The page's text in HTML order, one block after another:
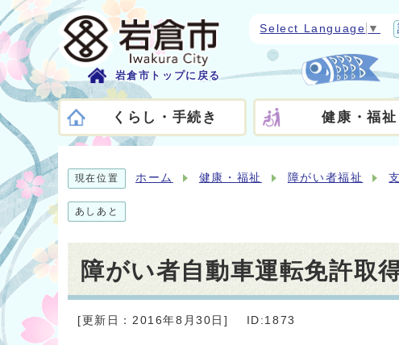
岩倉市トップに戻る
Select Language ▼
くらし・手続き 健康・福祉
現在位置 ホーム 健康・福祉 障がい者福祉
あしあと
障がい者自動車運転免許取
[更新日：2016年8月30日] ID:1873